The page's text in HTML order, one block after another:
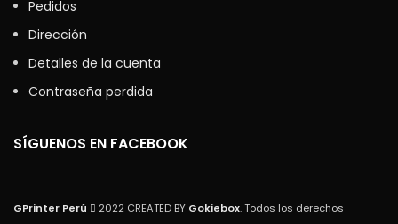
Pedidos
Dirección
Detalles de la cuenta
Contraseña perdida
SÍGUENOS EN FACEBOOK
GPrinter Perú 2022 CREATED BY Gokiebox. Todos los derechos